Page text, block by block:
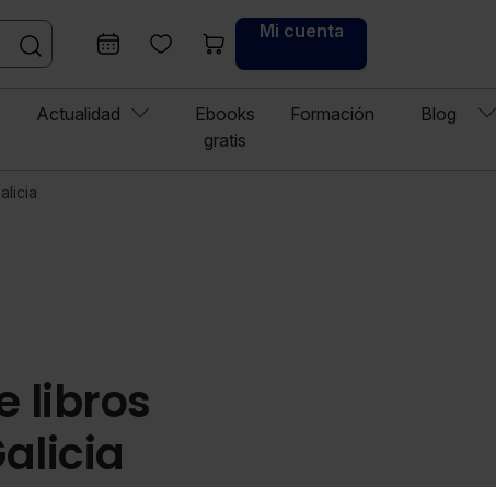
Mi cuenta
Actualidad
Ebooks
gratis
Formación Blog
libros